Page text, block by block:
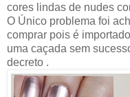
cores lindas de nudes
O Único problema foi
comprar pois é
uma caçada sem
decreto .